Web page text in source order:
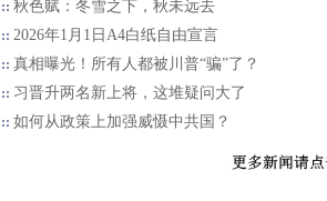
秋色赋：冬雪之下，秋未远去
2026年1月1日A4白纸自由宣言
真相曝光！所有人都被川普“骗”了？
习晋升两名新上将，这堆疑问大了
如何从政策上加强威慑中共国？